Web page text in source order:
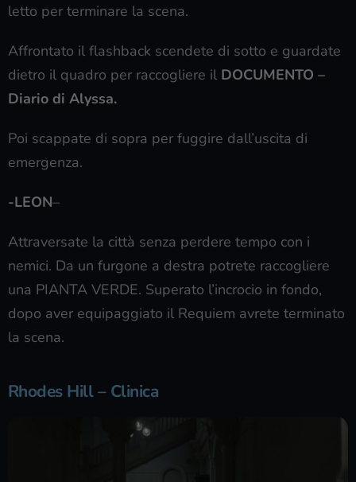
letto per terminare la scena.
Affrontato il flashback scendete di sotto e guardate
dietro il quadro per raccogliere il DOCUMENTO –
Diario di Alyssa.
Poi scappate di sopra per fuggire dall’uscita di
emergenza.
-LEON–
Attraversate la città senza perdere tempo con i
nemici. Da un furgone a destra potrete raccogliere
una PIANTA VERDE. Superato l’incrocio in fondo,
dopo aver equipaggiato il Requiem avrete terminato
la scena.
Rhodes Hill – Clinica